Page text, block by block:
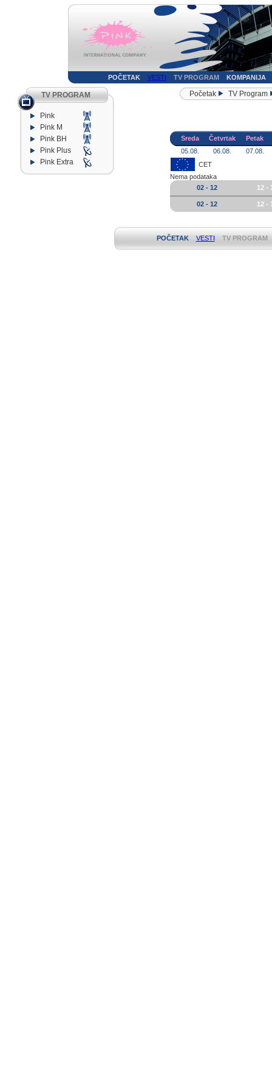
POČETAK VESTI TV PROGRAM KOMPANIJA
TV PROGRAM
Pink
Pink M
Pink BH
Pink Plus
Pink Extra
Početak TV Program
Sreda Četvrtak
Petak
05.08.
06.08.
07.08.
CET
Nema podataka
02 - 12
12 -
02 - 12 12 -
POČETAK VESTI TV PROGRAM